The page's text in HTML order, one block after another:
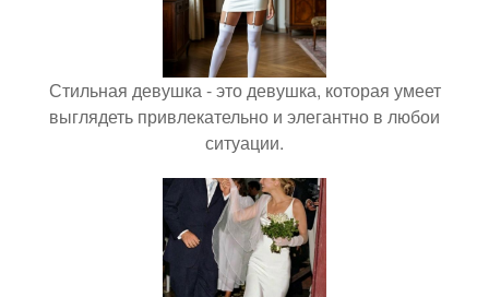
Стильная девушка - это девушка, которая умеет
выглядеть привлекательно и элегантно в любои
ситуации.